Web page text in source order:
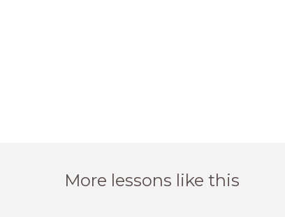
More lessons like this